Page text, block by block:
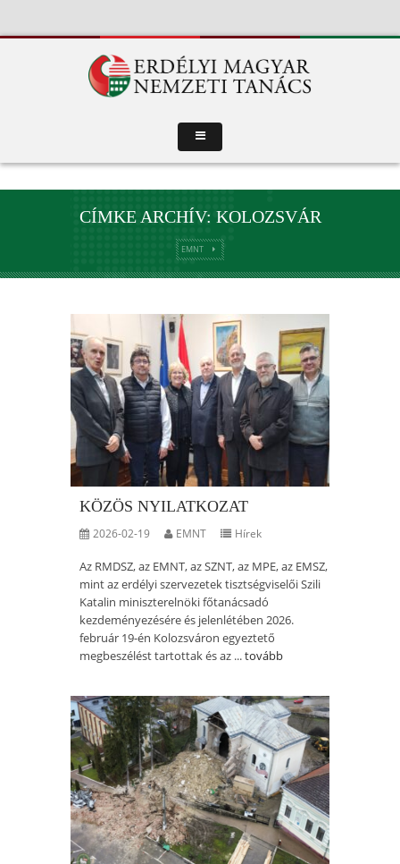
CÍMKE ARCHÍV: KOLOZSVÁR
EMNT
KÖZÖS NYILATKOZAT
2026-02-19 EMNT Hírek
Az RMDSZ, az EMNT, az SZNT, az MPE, az EMSZ,
mint az erdélyi szervezetek tisztségviselői Szili
Katalin miniszterelnöki főtanácsadó
kezdeményezésére és jelenlétében 2026.
február 19-én Kolozsváron egyeztető
megbeszélést tartottak és az ...tovább